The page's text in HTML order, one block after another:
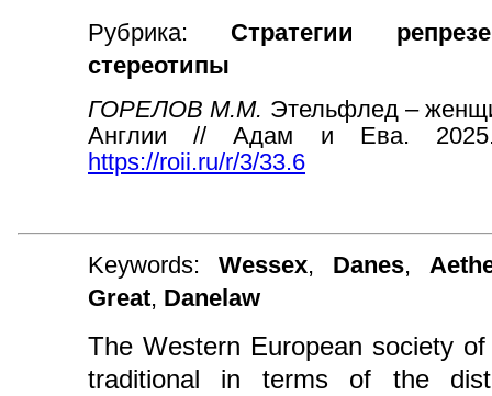
Рубрика: Стратегии
стереотипы
ГОРЕЛОВ М.М. Этельфлед –
Англии // Адам и Ева.
https://roii.ru/r/3/33.6
Keywords: Wessex, Danes,
Great, Danelaw
The Western European society
traditional in terms of the